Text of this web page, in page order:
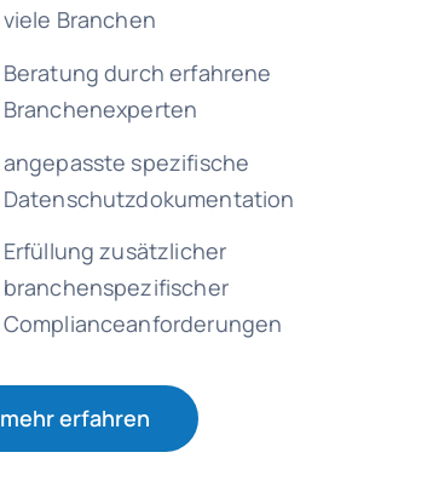
viele Branchen
Beratung durch erfahrene
Branchenexperten
angepasste spezifische
Datenschutzdokumentation
Erfüllung zusätzlicher
branchenspezifischer
Complianceanforderungen
mehr erfahren